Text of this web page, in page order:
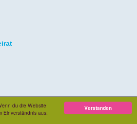
Verstanden
du die Website
Einverständnis aus.
Alle Rechte vorbehalten